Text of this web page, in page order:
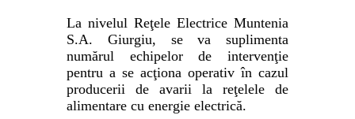
La nivelul Reţele Electrice Muntenia
S.A. Giurgiu, se va suplimenta
numărul echipelor de intervenţie
pentru a se acţiona operativ în cazul
producerii de avarii la reţelele de
alimentare cu energie electrică.